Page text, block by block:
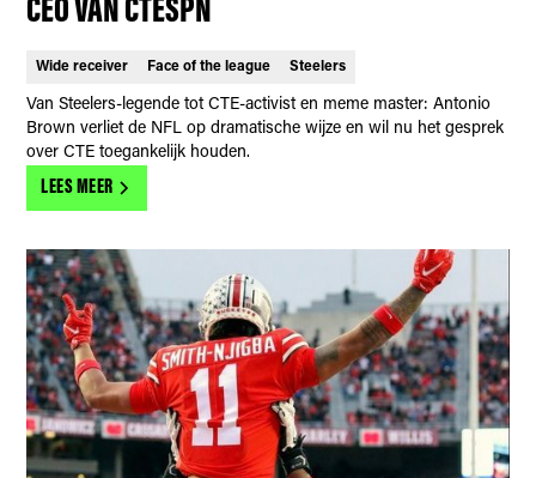
CEO VAN CTESPN
Wide receiver Face of the league Steelers
Van Steelers-legende tot CTE-activist en meme master: Antonio
Brown verliet de NFL op dramatische wijze en wil nu het gesprek
over CTE toegankelijk houden.
LEES MEER